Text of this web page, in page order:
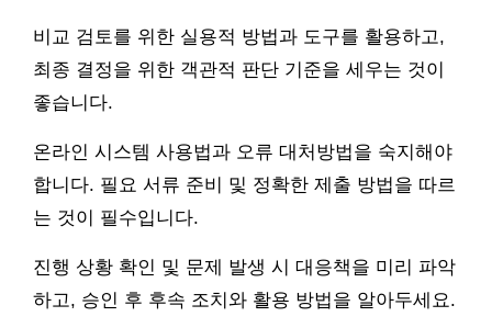
비교 검토를 위한 실용적 방법과 도구를 활용하고,
최종 결정을 위한 객관적 판단 기준을 세우는 것이
좋습니다.
온라인 시스템 사용법과 오류 대처방법을 숙지해야
합니다. 필요 서류 준비 및 정확한 제출 방법을 따르
는 것이 필수입니다.
진행 상황 확인 및 문제 발생 시 대응책을 미리 파악
하고, 승인 후 후속 조치와 활용 방법을 알아두세요.